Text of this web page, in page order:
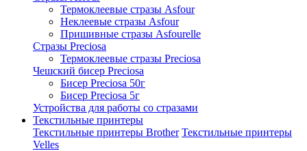
Термоклеевые стразы Asfour
Неклеевые стразы Asfour
Пришивные стразы Asfourelle
Стразы Preciosa
Термоклеевые стразы Preciosa
Чешский бисер Preciosa
Бисер Preciosa 50г
Бисер Preciosa 5г
Устройства для работы со стразами
Текстильные принтеры
Текстильные принтеры Brother Текстильные принтеры
Velles